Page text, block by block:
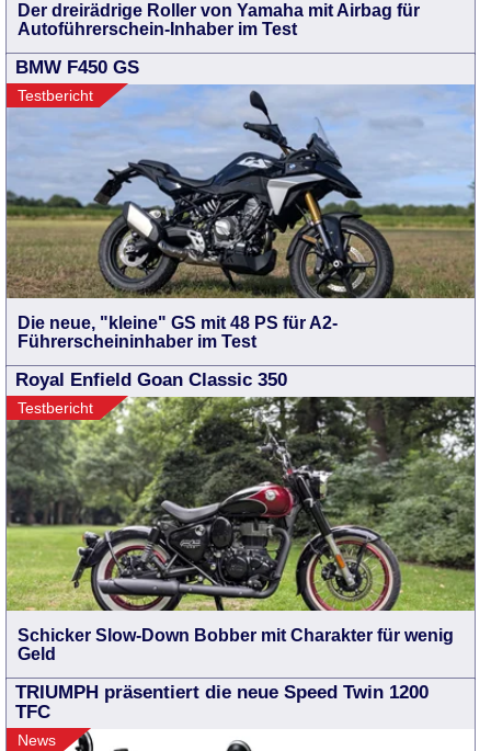
Der dreirädrige Roller von Yamaha mit Airbag für
Autoführerschein-Inhaber im Test
BMW F450 GS
Testbericht
Die neue, "kleine" GS mit 48 PS für A2-
Führerscheininhaber im Test
Royal Enfield Goan Classic 350
Testbericht
Schicker Slow-Down Bobber mit Charakter für wenig
Geld
TRIUMPH präsentiert die neue Speed Twin 1200
TFC
News